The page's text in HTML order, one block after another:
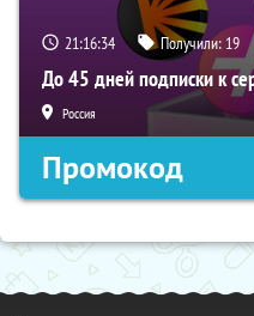
21:16:33 Получили: 19
До 45 дней подписки к
Россия
Промокод